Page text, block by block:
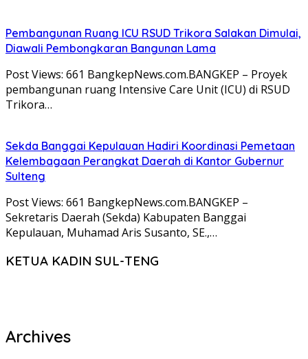
Pembangunan Ruang ICU RSUD Trikora Salakan Dimulai,
Diawali Pembongkaran Bangunan Lama
Post Views: 661 BangkepNews.com.BANGKEP – Proyek
pembangunan ruang Intensive Care Unit (ICU) di RSUD
Trikora…
Sekda Banggai Kepulauan Hadiri Koordinasi Pemetaan
Kelembagaan Perangkat Daerah di Kantor Gubernur
Sulteng
Post Views: 661 BangkepNews.com.BANGKEP –
Sekretaris Daerah (Sekda) Kabupaten Banggai
Kepulauan, Muhamad Aris Susanto, SE.,…
KETUA KADIN SUL-TENG
Archives